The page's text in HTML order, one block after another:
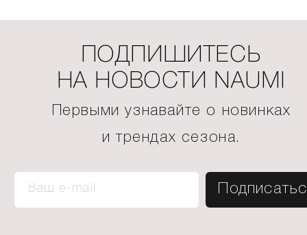
ПОДПИШИТЕСЬ
НА НОВОСТИ NAUMI
Первыми узнавайте о новинках
и трендах сезона.